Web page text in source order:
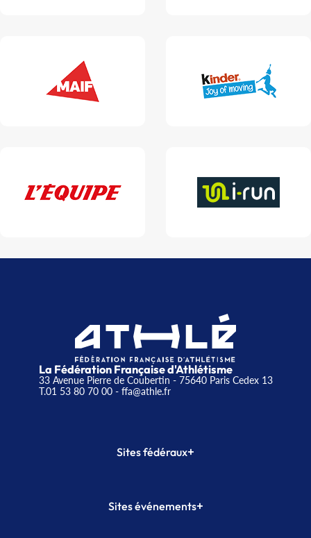
La Fédération Française d'Athlétisme
33 Avenue Pierre de Coubertin - 75640 Paris Cedex 13
T.01 53 80 70 00- ffa@athle.fr
Sites fédéraux+
Plateforme Formation
Sites événements+